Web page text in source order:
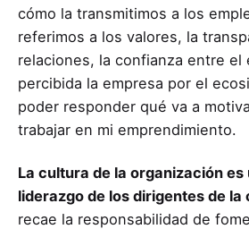
cómo la transmitimos a los
referimos a los valores, la
relaciones, la confianza entre el
percibida la empresa por el
poder responder qué va a
trabajar en mi emprendimiento.
La cultura de la organización
liderazgo de los dirigentes de la
recae la responsabilidad de